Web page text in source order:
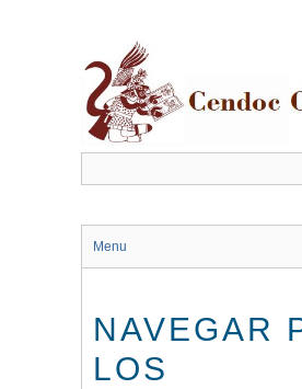
Menu
NAVEGAR
LOS